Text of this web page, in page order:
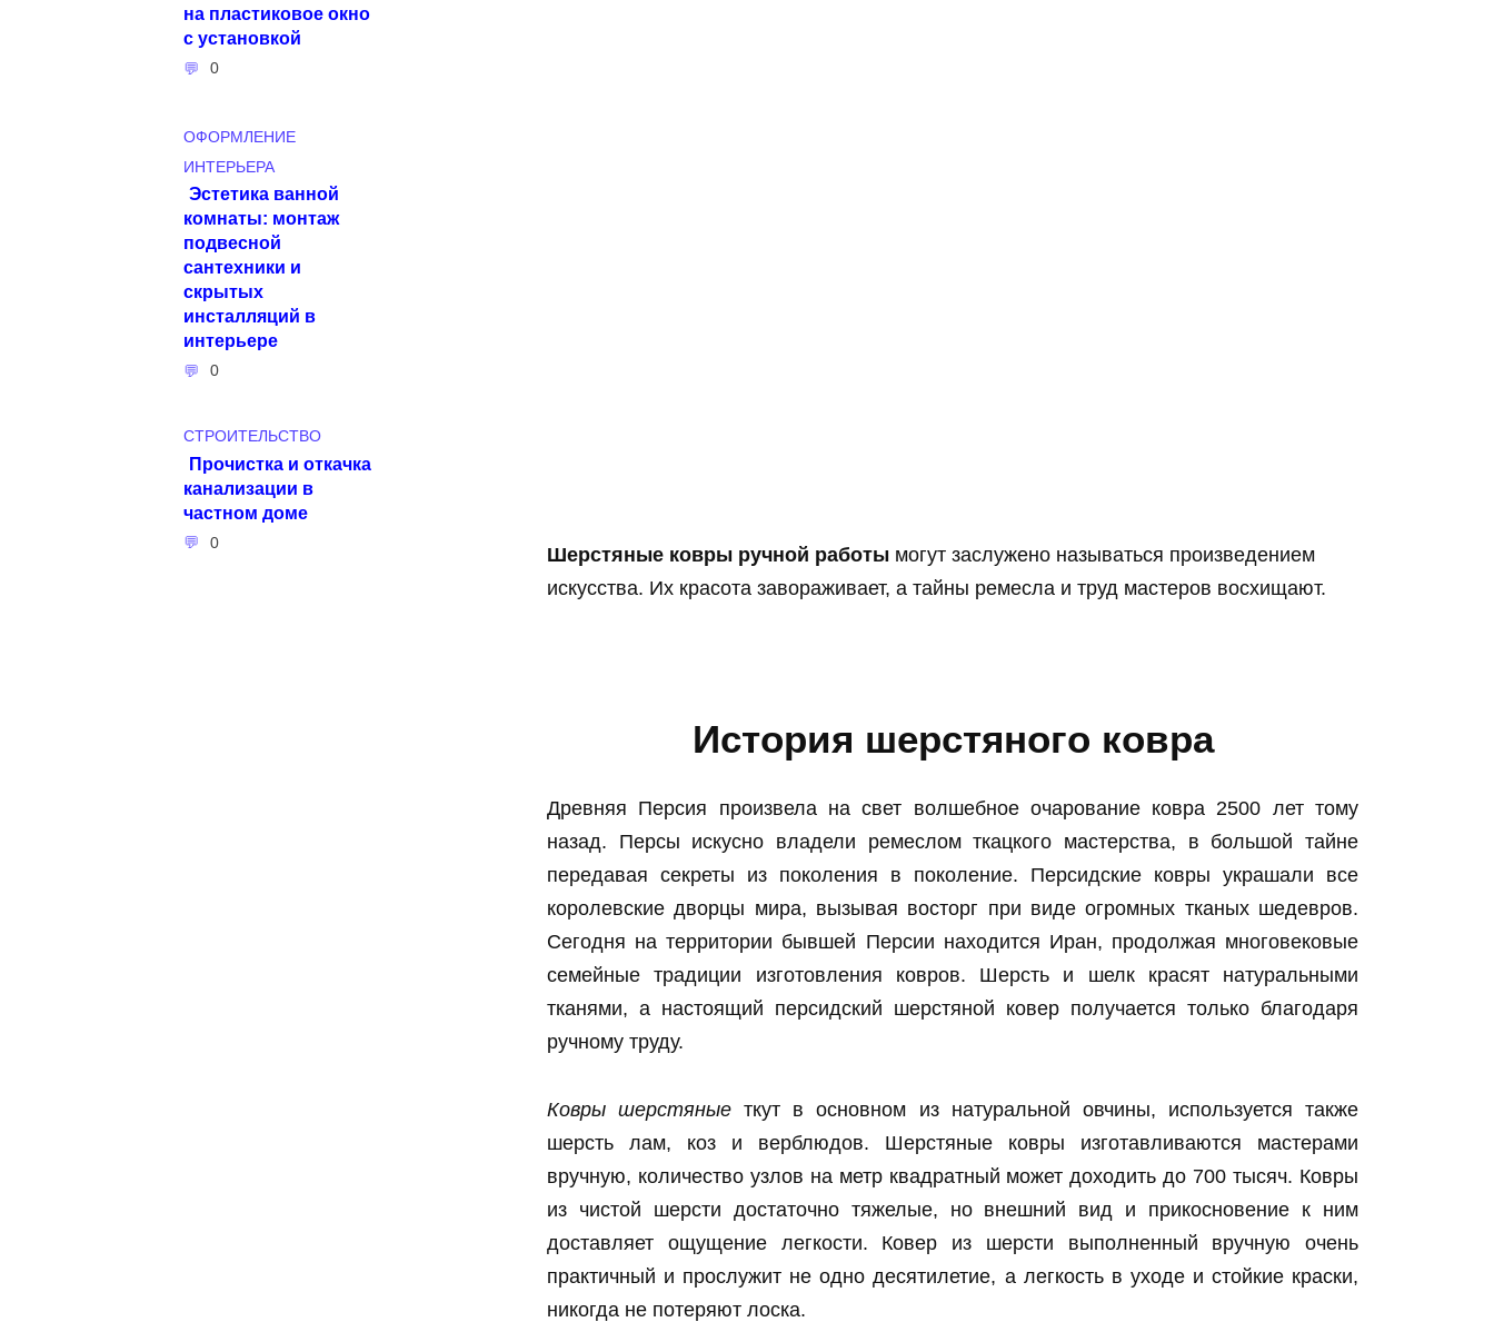
Шерстяные ковры ручной работы могут заслужено называться произведением
искусства. Их красота завораживает, а тайны ремесла и труд мастеров восхищают.
История шерстяного ковра
Древняя Персия произвела на свет волшебное очарование ковра 2500 лет тому
назад. Персы искусно владели ремеслом ткацкого мастерства, в большой тайне
передавая секреты из поколения в поколение. Персидские ковры украшали все
королевские дворцы мира, вызывая восторг при виде огромных тканых шедевров.
Сегодня на территории бывшей Персии находится Иран, продолжая многовековые
семейные традиции изготовления ковров. Шерсть и шелк красят натуральными
тканями, а настоящий персидский шерстяной ковер получается только благодаря
ручному труду.
Ковры шерстяныеткут в основном из натуральной овчины, используется также
шерсть лам, коз и верблюдов. Шерстяные ковры изготавливаются мастерами
вручную, количество узлов на метр квадратный может доходить до 700 тысяч. Ковры
из чистой шерсти достаточно тяжелые, но внешний вид и прикосновение к ним
доставляет ощущение легкости. Ковер из шерсти выполненный вручную очень
практичный и прослужит не одно десятилетие, а легкость в уходе и стойкие краски,
никогда не потеряют лоска.
на пластиковое окно
с установкой
0
ОФОРМЛЕНИЕ
ИНТЕРЬЕРА
Эстетика ванной
комнаты: монтаж
подвесной
сантехники и
скрытых
инсталляций в
интерьере
0
СТРОИТЕЛЬСТВО
Прочистка и откачка
канализации в
частном доме
0